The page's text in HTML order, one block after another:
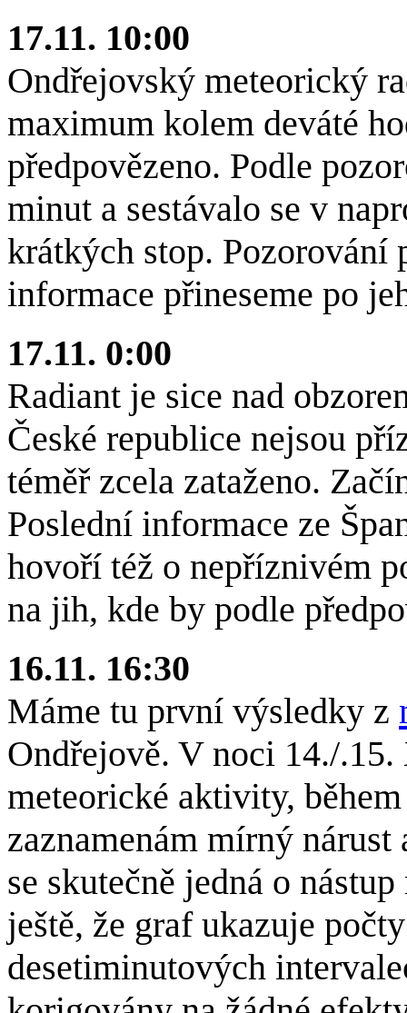
17.11. 10:00
Ondřejovský meteorický
maximum kolem deváté
předpovězeno. Podle
minut a sestávalo se v
krátkých stop. Pozorování
informace přineseme po
17.11. 0:00
Radiant je sice nad
České republice nejsou
téměř zcela zataženo.
Poslední informace ze
hovoří též o nepříznivém
na jih, kde by podle
16.11. 16:30
Máme tu první výsledky z
Ondřejově. V noci 14./
meteorické aktivity,
zaznamenám mírný
se skutečně jedná o
ještě, že graf ukazuje
desetiminutových